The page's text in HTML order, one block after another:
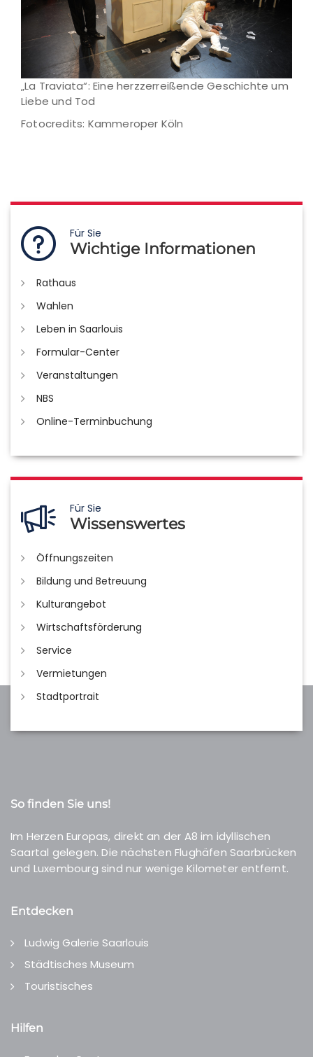
„La Traviata“: Eine herzzerreißende Geschichte um
Liebe und Tod
Fotocredits: Kammeroper Köln
Für Sie
Wichtige Informationen
Rathaus
Wahlen
Leben in Saarlouis
Formular-Center
Veranstaltungen
NBS
Online-Terminbuchung
Für Sie
Wissenswertes
Öffnungszeiten
Bildung und Betreuung
Kulturangebot
Wirtschaftsförderung
Service
Vermietungen
Stadtportrait
So finden Sie uns!
Im Herzen Europas, direkt an der A8 im idyllischen
Saartal gelegen. Die nächsten Flughäfen Saarbrücken
und Luxembourg sind nur wenige Kilometer entfernt.
Entdecken
Ludwig Galerie Saarlouis
Städtisches Museum
Touristisches
Hilfen